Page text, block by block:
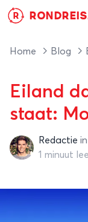
R
Home Blog
Eiland
staat:
RedactieRedactie in
1 minuut